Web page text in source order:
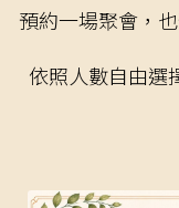
預約一場聚會，
依照人數自由選